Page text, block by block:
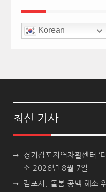
Korean
최신 기사
경기김포지역자활센터 ‘
소 2026년 8월 7일
김포시, 돌봄 공백 해소